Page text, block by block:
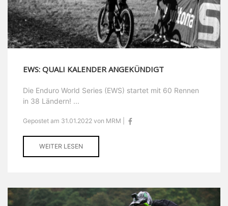
EWS: QUALI KALENDER ANGEKÜNDIGT
Die Enduro World Series (EWS) startet mit 60 Rennen
in 38 Ländern! ...
Gepostet am 31.01.2022 von MRM |
WEITER LESEN